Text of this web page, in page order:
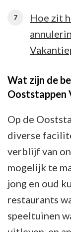
Hoe zit
Wat zijn de
Ooststappen
Op de
diverse
verblijf van
mogelijk te
jong en oud
restaurants
speeltuinen